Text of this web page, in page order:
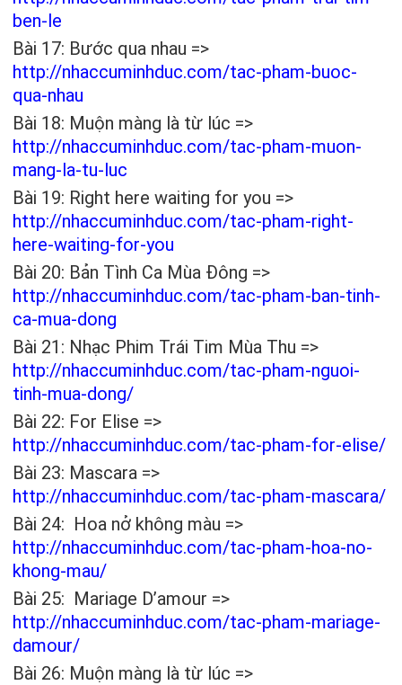
ben-le
Bài 17: Bước qua nhau =>
http://nhaccuminhduc.com/tac-pham-buoc-
qua-nhau
Bài 18: Muộn màng là từ lúc =>
http://nhaccuminhduc.com/tac-pham-muon-
mang-la-tu-luc
Bài 19: Right here waiting for you =>
http://nhaccuminhduc.com/tac-pham-right-
here-waiting-for-you
Bài 20: Bản Tình Ca Mùa Đông =>
http://nhaccuminhduc.com/tac-pham-ban-tinh-
ca-mua-dong
Bài 21: Nhạc Phim Trái Tim Mùa Thu =>
http://nhaccuminhduc.com/tac-pham-nguoi-
tinh-mua-dong/
Bài 22: For Elise =>
http://nhaccuminhduc.com/tac-pham-for-elise/
Bài 23: Mascara =>
http://nhaccuminhduc.com/tac-pham-mascara/
Bài 24: Hoa nở không màu =>
http://nhaccuminhduc.com/tac-pham-hoa-no-
khong-mau/
Bài 25: Mariage D’amour =>
http://nhaccuminhduc.com/tac-pham-mariage-
damour/
Bài 26: Muộn màng là từ lúc =>